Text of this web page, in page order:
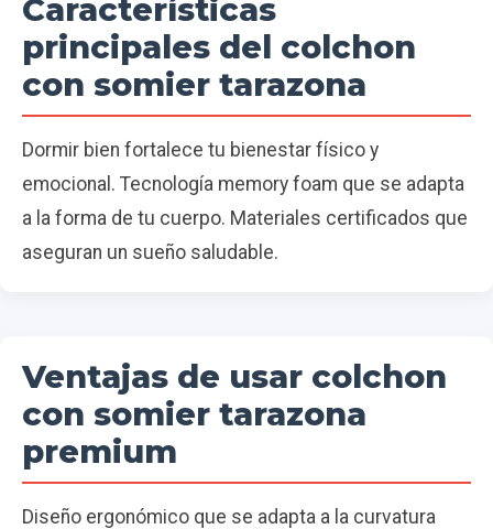
Características
principales del colchon
con somier tarazona
Dormir bien fortalece tu bienestar físico y
emocional. Tecnología memory foam que se adapta
a la forma de tu cuerpo. Materiales certificados que
aseguran un sueño saludable.
Ventajas de usar colchon
con somier tarazona
premium
Diseño ergonómico que se adapta a la curvatura